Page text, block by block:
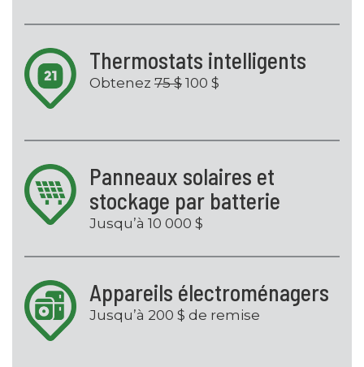
Thermostats intelligents
Obtenez 75 $ 100 $
Panneaux solaires et
stockage par batterie
Jusqu’à 10 000 $
Appareils électroménagers
Jusqu’à 200 $ de remise